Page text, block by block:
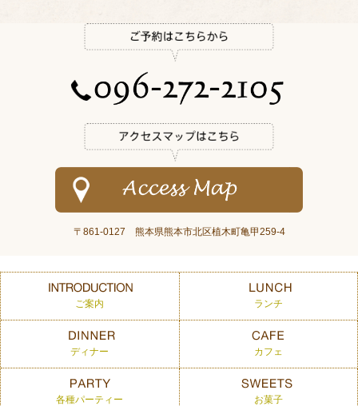
〒861-0127 熊本県熊本市北区植木町亀甲259-4
ご案内 ランチ
ディナー カフェ
各種パーティー お菓子